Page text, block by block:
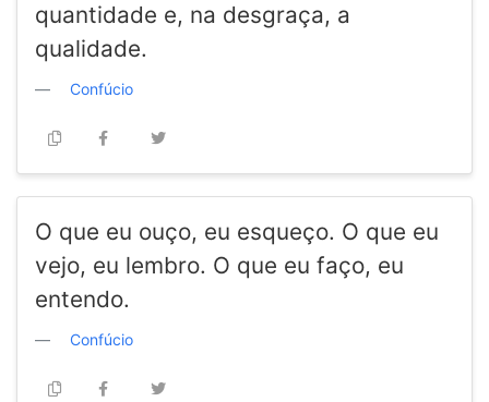
quantidade e, na desgraça, a
qualidade.
Confúcio
O que eu ouço, eu esqueço. O que eu
vejo, eu lembro. O que eu faço, eu
entendo.
Confúcio